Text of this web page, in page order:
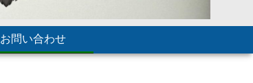
お問い合わせ